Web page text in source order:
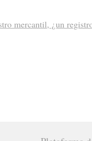
mercantil, ¿un